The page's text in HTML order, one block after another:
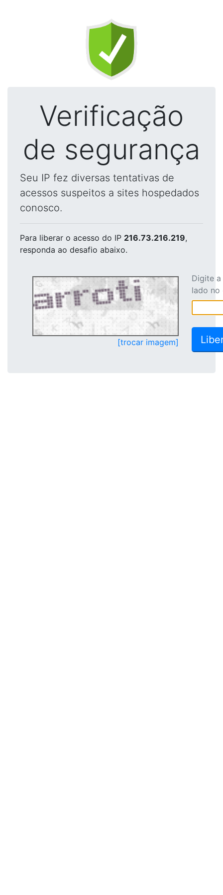
Verificação
de segurança
Seu IP fez diversas tentativas de
acessos suspeitos a sites hospedados
conosco.
Para liberar o acesso do IP 216.73.216.219,
responda ao desafio abaixo.
[trocar imagem]
Digite
lado no